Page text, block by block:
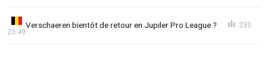
Verschaeren bientôt de retour en Jupiler Pro League ?
23:49
230